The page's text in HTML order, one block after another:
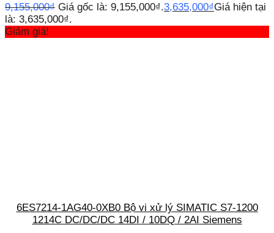
9,155,000₫ Giá gốc là: 9,155,000₫.3,635,000₫Giá hiện tại
là: 3,635,000₫.
Giảm giá!
6ES7214-1AG40-0XB0 Bộ vi xử lý SIMATIC S7-1200
1214C DC/DC/DC 14DI / 10DQ / 2AI Siemens